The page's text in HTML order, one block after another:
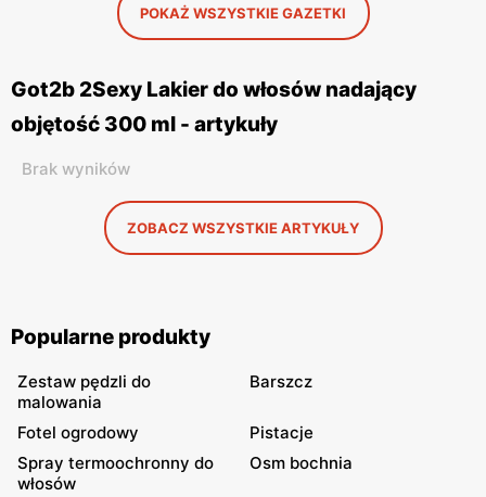
POKAŻ WSZYSTKIE GAZETKI
Got2b 2Sexy Lakier do włosów nadający
objętość 300 ml - artykuły
Brak wyników
ZOBACZ WSZYSTKIE ARTYKUŁY
Popularne produkty
Zestaw pędzli do
malowania
Barszcz
Fotel ogrodowy
Pistacje
Spray termoochronny do
włosów
Osm bochnia